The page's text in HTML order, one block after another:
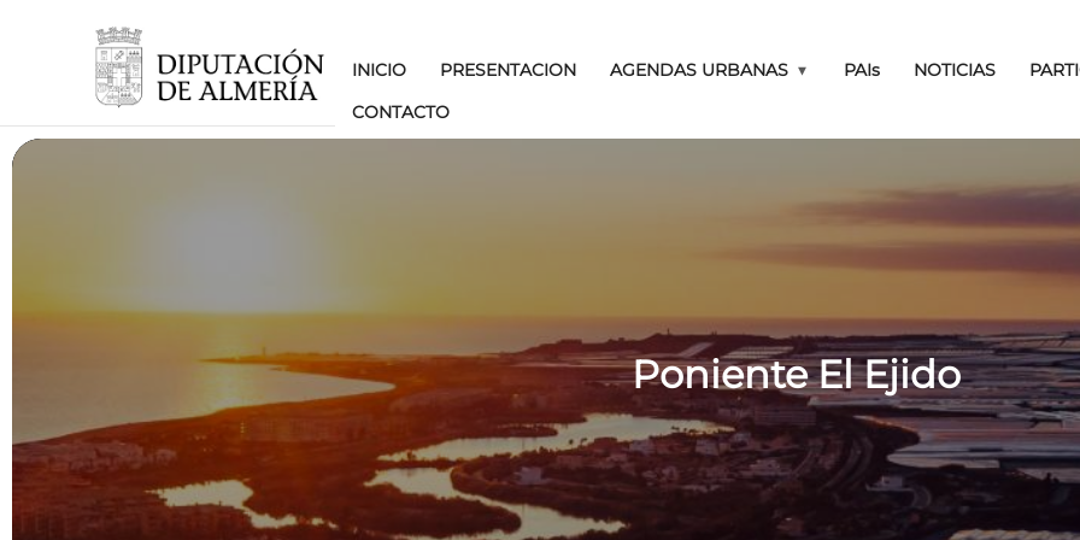
INICIO PRESENTACION AGENDAS URBANAS PAIs NOTICIAS
CONTACTO
SOC.6.1: INFRAESTRUCTURA Y
Poniente El Ejido